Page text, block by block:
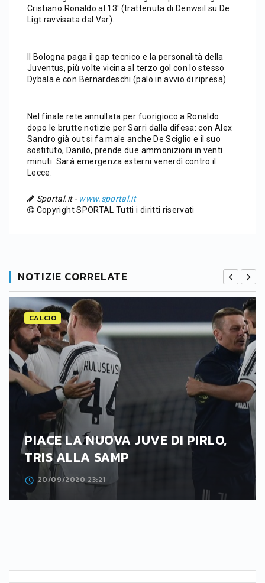
Cristiano Ronaldo al 13' (trattenuta di Denwsil su De
Ligt ravvisata dal Var).
Il Bologna paga il gap tecnico e la personalità della
Juventus, più volte vicina al terzo gol con lo stesso
Dybala e con Bernardeschi (palo in avvio di ripresa).
Nel finale rete annullata per fuorigioco a Ronaldo
dopo le brutte notizie per Sarri dalla difesa: con Alex
Sandro già out si fa male anche De Sciglio e il suo
sostituto, Danilo, prende due ammonizioni in venti
minuti. Sarà emergenza esterni venerdì contro il
Lecce.
Sportal.it - www.sportal.it
Copyright SPORTAL Tutti i diritti riservati
NOTIZIE CORRELATE
CALCIO
PIACE LA NUOVA JUVE DI PIRLO,
TRIS ALLA SAMP
20/09/2020 23:21